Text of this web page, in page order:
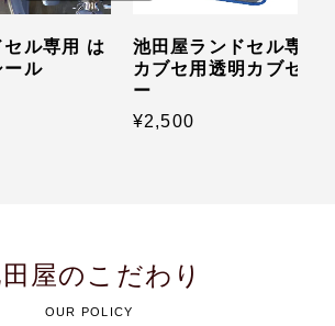
ル専用 は
ール
池田屋ランドセル専用
カブセ用透明カブセカ
ー
¥2,500
屋のこだわり
OUR POLICY